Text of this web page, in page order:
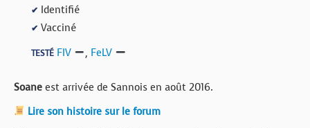
✔ Identifié
✔ Vacciné
TESTÉ FIV , FeLV
Soane est arrivée de Sannois en août 2016.
Lire son histoire sur le forum